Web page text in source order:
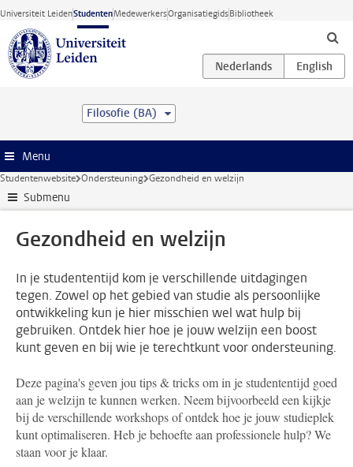
Ga direct naar de inhoud
Universiteit LeidenStudentenMedewerkersOrganisatiegidsBibliotheek
Filosofie (BA)
Menu
Studentenwebsite Ondersteuning Gezondheid en welzijn
Submenu
Gezondheid en welzijn
In je studententijd kom je verschillende uitdagingen
tegen. Zowel op het gebied van studie als persoonlijke
ontwikkeling kun je hier misschien wel wat hulp bij
gebruiken. Ontdek hier hoe je jouw welzijn een boost
kunt geven en bij wie je terechtkunt voor ondersteuning.
Deze pagina's geven jou tips & tricks om in je studententijd goed
aan je welzijn te kunnen werken. Neem bijvoorbeeld een kijkje
bij de verschillende workshops of ontdek hoe je jouw studieplek
kunt optimaliseren. Heb je behoefte aan professionele hulp? We
staan voor je klaar.